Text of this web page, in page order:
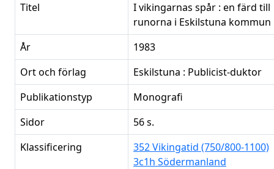
Titel
I vikingarnas spår : en färd till
runorna i Eskilstuna kommun
År
1983
Ort och förlag
Eskilstuna : Publicist-duktor
Publikationstyp
Monografi
Sidor
56 s.
Klassificering
352 Vikingatid (750/800-1100)
3c1h Södermanland